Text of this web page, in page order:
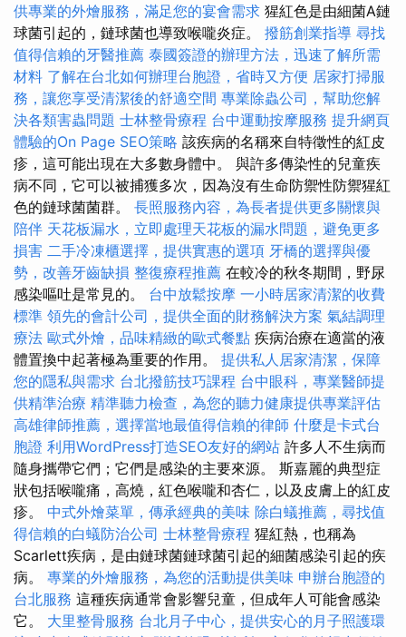
供專業的外燴服務，滿足您的宴會需求 猩紅色是由細菌A鏈
球菌引起的，鏈球菌也導致喉嚨炎症。 撥筋創業指導 尋找
值得信賴的牙醫推薦 泰國簽證的辦理方法，迅速了解所需
材料 了解在台北如何辦理台胞證，省時又方便 居家打掃服
務，讓您享受清潔後的舒適空間 專業除蟲公司，幫助您解
決各類害蟲問題 士林整骨療程 台中運動按摩服務 提升網頁
體驗的On Page SEO策略 該疾病的名稱來自特徵性的紅皮
疹，這可能出現在大多數身體中。 與許多傳染性的兒童疾
病不同，它可以被捕獲多次，因為沒有生命防禦性防禦猩紅
色的鏈球菌菌群。 長照服務內容，為長者提供更多關懷與
陪伴 天花板漏水，立即處理天花板的漏水問題，避免更多
損害 二手冷凍櫃選擇，提供實惠的選項 牙橋的選擇與優
勢，改善牙齒缺損 整復療程推薦 在較冷的秋冬期間，野尿
感染嘔吐是常見的。 台中放鬆按摩 一小時居家清潔的收費
標準 領先的會計公司，提供全面的財務解決方案 氣結調理
療法 歐式外燴，品味精緻的歐式餐點 疾病治療在適當的液
體置換中起著極為重要的作用。 提供私人居家清潔，保障
您的隱私與需求 台北撥筋技巧課程 台中眼科，專業醫師提
供精準治療 精準聽力檢查，為您的聽力健康提供專業評估
高雄律師推薦，選擇當地最值得信賴的律師 什麼是卡式台
胞證 利用WordPress打造SEO友好的網站 許多人不生病而
隨身攜帶它們；它們是感染的主要來源。 斯嘉麗的典型症
狀包括喉嚨痛，高燒，紅色喉嚨和杏仁，以及皮膚上的紅皮
疹。 中式外燴菜單，傳承經典的美味 除白蟻推薦，尋找值
得信賴的白蟻防治公司 士林整骨療程 猩紅熱，也稱為
Scarlett疾病，是由鏈球菌鏈球菌引起的細菌感染引起的疾
病。 專業的外燴服務，為您的活動提供美味 申辦台胞證的
台北服務 這種疾病通常會影響兒童，但成年人可能會感染
它。 大里整骨服務 台北月子中心，提供安心的月子照護環